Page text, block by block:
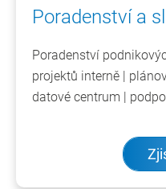
Poradenství a
Poradenství
projektů interně |
datové centrum |